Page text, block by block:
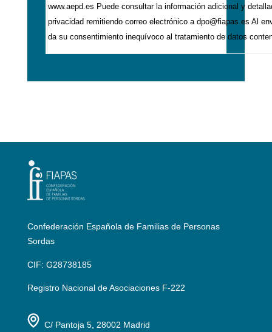
www.aepd.es Puede consultar la información adicional y
privacidad remitiendo correo electrónico a dpo@fiapas.es Al
da su consentimiento inequívoco al tratamiento de datos
Confederación Española de Familias de Personas
Sordas
CIF: G28738185
Registro Nacional de Asociaciones F-222
C/ Pantoja 5, 28002 Madrid